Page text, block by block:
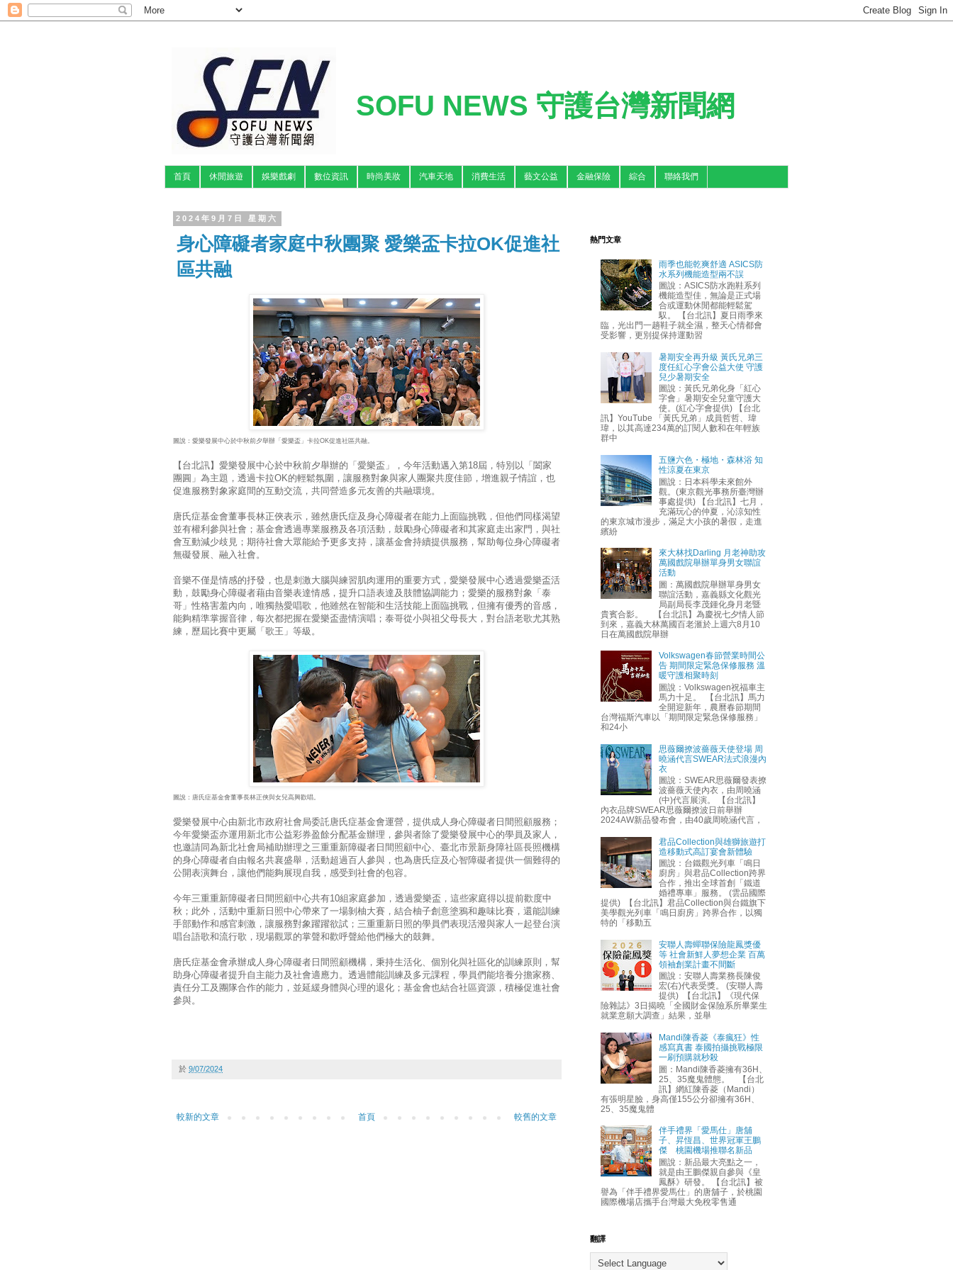
SOFU NEWS 守護台灣新聞網
首頁 休閒旅遊 娛樂戲劇 數位資訊 時尚美妝 汽車天地 消費生活 藝文公益 金融保險 綜合 聯絡我們
2024年9月7日 星期六
身心障礙者家庭中秋團聚 愛樂盃卡拉OK促進社
區共融
圖說：愛樂發展中心於中秋前夕舉辦「愛樂盃」卡拉OK促進社區共融。
【台北訊】愛樂發展中心於中秋前夕舉辦的「愛樂盃」，今年活動邁入第18屆，特別以「闔家
團圓」為主題，透過卡拉OK的輕鬆氛圍，讓服務對象與家人團聚共度佳節，增進親子情誼，也
促進服務對象家庭間的互動交流，共同營造多元友善的共融環境。
唐氏症基金會董事長林正俠表示，雖然唐氏症及身心障礙者在能力上面臨挑戰，但他們同樣渴望
並有權利參與社會；基金會透過專業服務及各項活動，鼓勵身心障礙者和其家庭走出家門，與社
會互動減少歧見；期待社會大眾能給予更多支持，讓基金會持續提供服務，幫助每位身心障礙者
無礙發展、融入社會。
音樂不僅是情感的抒發，也是刺激大腦與練習肌肉運用的重要方式，愛樂發展中心透過愛樂盃活
動，鼓勵身心障礙者藉由音樂表達情感，提升口語表達及肢體協調能力；愛樂的服務對象「泰
哥」性格害羞內向，唯獨熱愛唱歌，他雖然在智能和生活技能上面臨挑戰，但擁有優秀的音感，
能夠精準掌握音律，每次都把握在愛樂盃盡情演唱；泰哥從小與祖父母長大，對台語老歌尤其熟
練，歷屆比賽中更屬「歌王」等級。
圖說：唐氏症基金會董事長林正俠與女兒高興歡唱。
愛樂發展中心由新北市政府社會局委託唐氏症基金會運營，提供成人身心障礙者日間照顧服務；
今年愛樂盃亦運用新北市公益彩券盈餘分配基金辦理，參與者除了愛樂發展中心的學員及家人，
也邀請同為新北社會局補助辦理之三重重新障礙者日間照顧中心、臺北市景新身障社區長照機構
的身心障礙者自由報名共襄盛舉，活動超過百人參與，也為唐氏症及心智障礙者提供一個難得的
公開表演舞台，讓他們能夠展現自我，感受到社會的包容。
今年三重重新障礙者日間照顧中心共有10組家庭參加，透過愛樂盃，這些家庭得以提前歡度中
秋；此外，活動中重新日照中心帶來了一場剝柚大賽，結合柚子創意塗鴉和趣味比賽，還能訓練
手部動作和感官刺激，讓服務對象躍躍欲試；三重重新日照的學員們表現活潑與家人一起登台演
唱台語歌和流行歌，現場觀眾的掌聲和歡呼聲給他們極大的鼓舞。
唐氏症基金會承辦成人身心障礙者日間照顧機構，秉持生活化、個別化與社區化的訓練原則，幫
助身心障礙者提升自主能力及社會適應力。透過體能訓練及多元課程，學員們能培養分擔家務、
責任分工及團隊合作的能力，並延緩身體與心理的退化；基金會也結合社區資源，積極促進社會
參與。
於 9/07/2024
較新的文章 較舊的文章
首頁
熱門文章
雨季也能乾爽舒適 ASICS防
水系列機能造型兩不誤
圖說：ASICS防水跑鞋系列
機能造型佳，無論是正式場
合或運動休閒都能輕鬆駕
馭。 【台北訊】夏日雨季來
臨，光出門一趟鞋子就全濕，整天心情都會
受影響，更別提保持運動習
暑期安全再升級 黃氏兄弟三
度任紅心字會公益大使 守護
兒少暑期安全
圖說：黃氏兄弟化身「紅心
字會」暑期安全兒童守護大
使。(紅心字會提供) 【台北
訊】YouTube 「黃氏兄弟」成員哲哲、瑋
瑋，以其高達234萬的訂閱人數和在年輕族
群中
五鹽六色・極地・森林浴 知
性涼夏在東京
圖說：日本科學未來館外
觀。(東京觀光事務所臺灣辦
事處提供) 【台北訊】七月，
充滿玩心的仲夏，沁涼知性
的東京城市漫步，滿足大小孩的暑假，走進
繽紛
來大林找Darling 月老神助攻
萬國戲院舉辦單身男女聯誼
活動
圖：萬國戲院舉辦單身男女
聯誼活動，嘉義縣文化觀光
局副局長李茂鍾化身月老暨
貴賓合影。 【台北訊】為慶祝七夕情人節
到來，嘉義大林萬國百老滙於上週六8月10
日在萬國戲院舉辦
Volkswagen春節營業時間公
告 期間限定緊急保修服務 溫
暖守護相聚時刻
圖說：Volkswagen祝福車主
馬力十足。 【台北訊】馬力
全開迎新年，農曆春節期間
台灣福斯汽車以「期間限定緊急保修服務」
和24小
思薇爾撩波薔薇天使登場 周
曉涵代言SWEAR法式浪漫內
衣
圖說：SWEAR思薇爾發表撩
波薔薇天使內衣，由周曉涵
(中)代言展演。 【台北訊】
內衣品牌SWEAR思薇爾撩波日前舉辦
2024AW新品發布會，由40歲周曉涵代言，
君品Collection與雄獅旅遊打
造移動式高訂宴會新體驗
圖說：台鐵觀光列車「鳴日
廚房」與君品Collection跨界
合作，推出全球首創「鐵道
婚禮專車」服務。 (雲品國際
提供) 【台北訊】君品Collection與台鐵旗下
美學觀光列車「鳴日廚房」跨界合作，以獨
特的「移動五
安聯人壽蟬聯保險龍鳳獎優
等 社會新鮮人夢想企業 百萬
領袖創業計畫不間斷
圖說：安聯人壽業務長陳俊
宏(右)代表受獎。 (安聯人壽
提供) 【台北訊】《現代保
險雜誌》3日揭曉「全國財金保險系所畢業生
就業意願大調查」結果，並舉
Mandi陳香菱《泰瘋狂》性
感寫真書 泰國拍攝挑戰極限
一刷預購就秒殺
圖：Mandi陳香菱擁有36H、
25、35魔鬼體態。 【台北
訊】網紅陳香菱（Mandi）
有張明星臉，身高僅155公分卻擁有36H、
25、35魔鬼體
伴手禮界「愛馬仕」唐舖
子、昇恆昌、世界冠軍王鵬
傑 桃園機場推聯名新品
圖說：新品最大亮點之一，
就是由王鵬傑親自參與《皇
鳳酥》研發。 【台北訊】被
譽為「伴手禮界愛馬仕」的唐舖子，於桃園
國際機場店攜手台灣最大免稅零售通
翻譯